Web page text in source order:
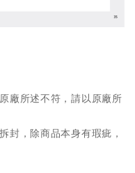
廠所述不符，請以原廠所
封，除商品本身有瑕疵，